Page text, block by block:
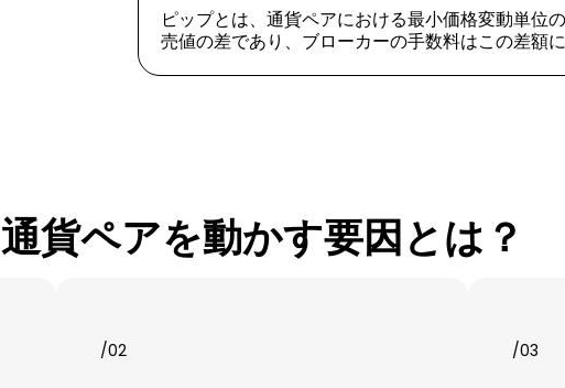
ピップとは、通貨ペアにおける最小価格変動単位
売値の差であり、ブローカーの手数料はこの差額
通貨ペアを動かす要因とは？
/02 /03